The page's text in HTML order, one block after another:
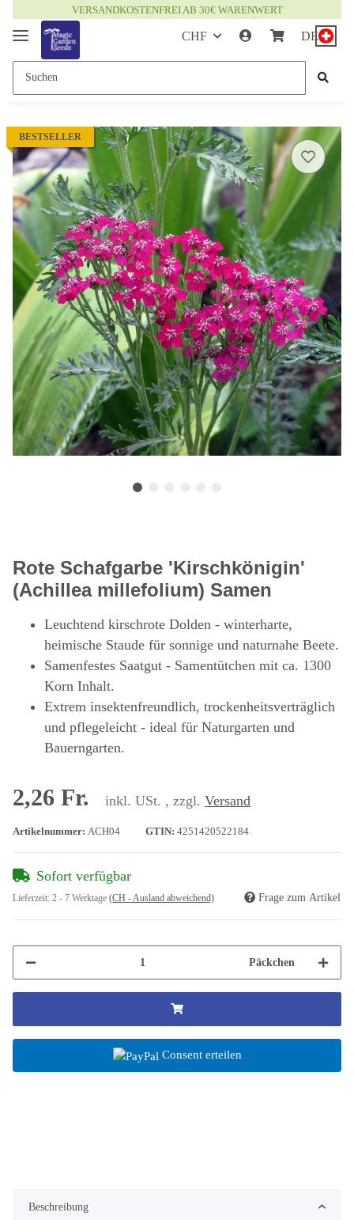
VERSANDKOSTENFREI AB 30€ WARENWERT
CHF DE
BESTSELLER
Rote Schafgarbe 'Kirschkönigin'
(Achillea millefolium) Samen
Leuchtend kirschrote Dolden - winterharte,
heimische Staude für sonnige und naturnahe Beete.
Samenfestes Saatgut - Samentütchen mit ca. 1300
Korn Inhalt.
Extrem insektenfreundlich, trockenheitsverträglich
und pflegeleicht - ideal für Naturgarten und
Bauerngarten.
2,26 Fr. inkl. USt. , zzgl. Versand
Artikelnummer: ACH04 GTIN: 4251420522184
Sofort verfügbar
Lieferzeit: 2 - 7 Werktage (CH - Ausland abweichend) Frage zum Artikel
Päckchen
Consent erteilen
Beschreibung